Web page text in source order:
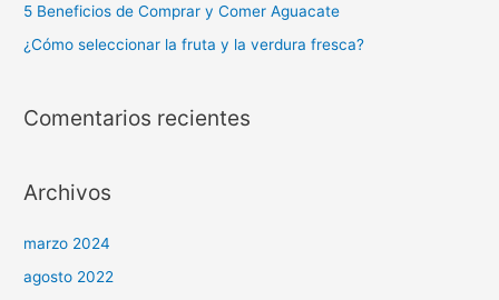
5 Beneficios de Comprar y Comer Aguacate
¿Cómo seleccionar la fruta y la verdura fresca?
Comentarios recientes
Archivos
marzo 2024
agosto 2022